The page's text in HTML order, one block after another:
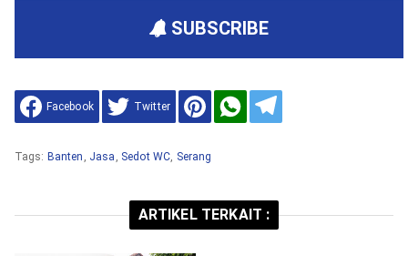
SUBSCRIBE
Facebook Twitter
Tags: Banten , Jasa , Sedot WC, Serang
ARTIKEL TERKAIT :